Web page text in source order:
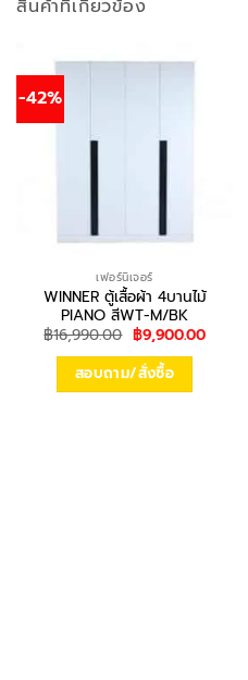
สินค้าที่เกี่ยวข้อง
-42%
เฟอร์นิเจอร์
WINNER ตู้เสื้อผ้า 4บานไม้
PIANO สีWT-M/BK
฿16,990.00 Original
price
was:
฿16,990.00.
฿9,900.00Current
สอบถาม/สั่งซื้อ